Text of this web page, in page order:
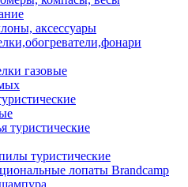
аксессуары
газовые
туристические
туристические
лопаты Brandcamp